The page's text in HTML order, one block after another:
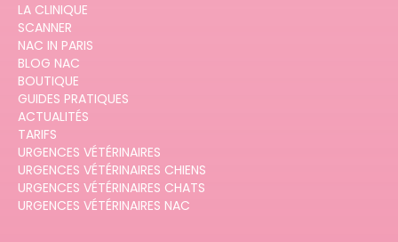
LA CLINIQUE
SCANNER
NAC IN PARIS
BLOG NAC
BOUTIQUE
GUIDES PRATIQUES
ACTUALITÉS
TARIFS
URGENCES VÉTÉRINAIRES
URGENCES VÉTÉRINAIRES CHIENS
URGENCES VÉTÉRINAIRES CHATS
URGENCES VÉTÉRINAIRES NAC